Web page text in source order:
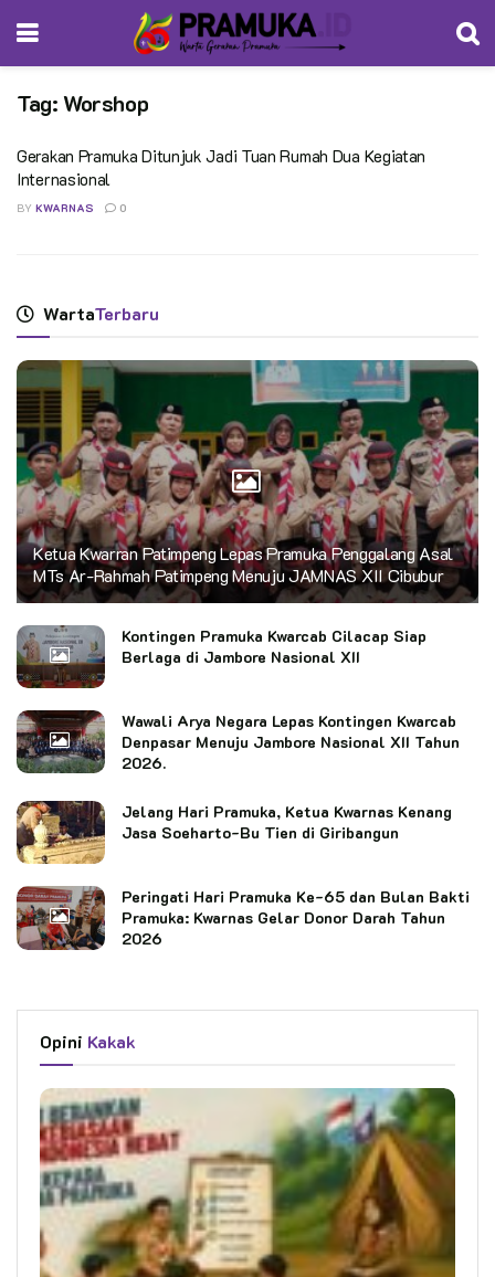
Tag:Worshop
Gerakan Pramuka Ditunjuk Jadi Tuan Rumah Dua Kegiatan
Internasional
BY KWARNAS 0
WartaTerbaru
Ketua Kwarran Patimpeng Lepas Pramuka Penggalang Asal
MTs Ar-Rahmah Patimpeng Menuju JAMNAS XII Cibubur
Kontingen Pramuka Kwarcab Cilacap Siap
Berlaga di Jambore Nasional XII
Wawali Arya Negara Lepas Kontingen Kwarcab
Denpasar Menuju Jambore Nasional XII Tahun
2026.
Jelang Hari Pramuka, Ketua Kwarnas Kenang
Jasa Soeharto-Bu Tien di Giribangun
Peringati Hari Pramuka Ke-65 dan Bulan Bakti
Pramuka: Kwarnas Gelar Donor Darah Tahun
2026
Opini Kakak